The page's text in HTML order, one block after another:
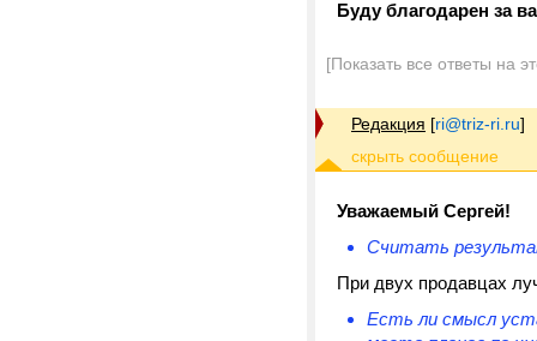
Буду благодарен за
[Показать все ответы на
Редакция [ri@triz-ri.ru]
Уважаемый Сергей!
Считать
При двух продавцах
Есть ли смысл